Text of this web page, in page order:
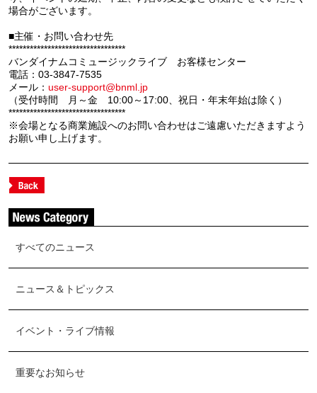
場合がございます。
■主催・お問い合わせ先
*********************************
バンダイナムコミュージックライブ お客様センター
電話：03-3847-7535
メール： user-support@bnml.jp
（受付時間 月～金 10:00～17:00、祝日・年末年始は除く）
*********************************
※会場となる商業施設へのお問い合わせはご遠慮いただきますよう
お願い申し上げます。
すべてのニュース
ニュース＆トピックス
イベント・ライブ情報
重要なお知らせ